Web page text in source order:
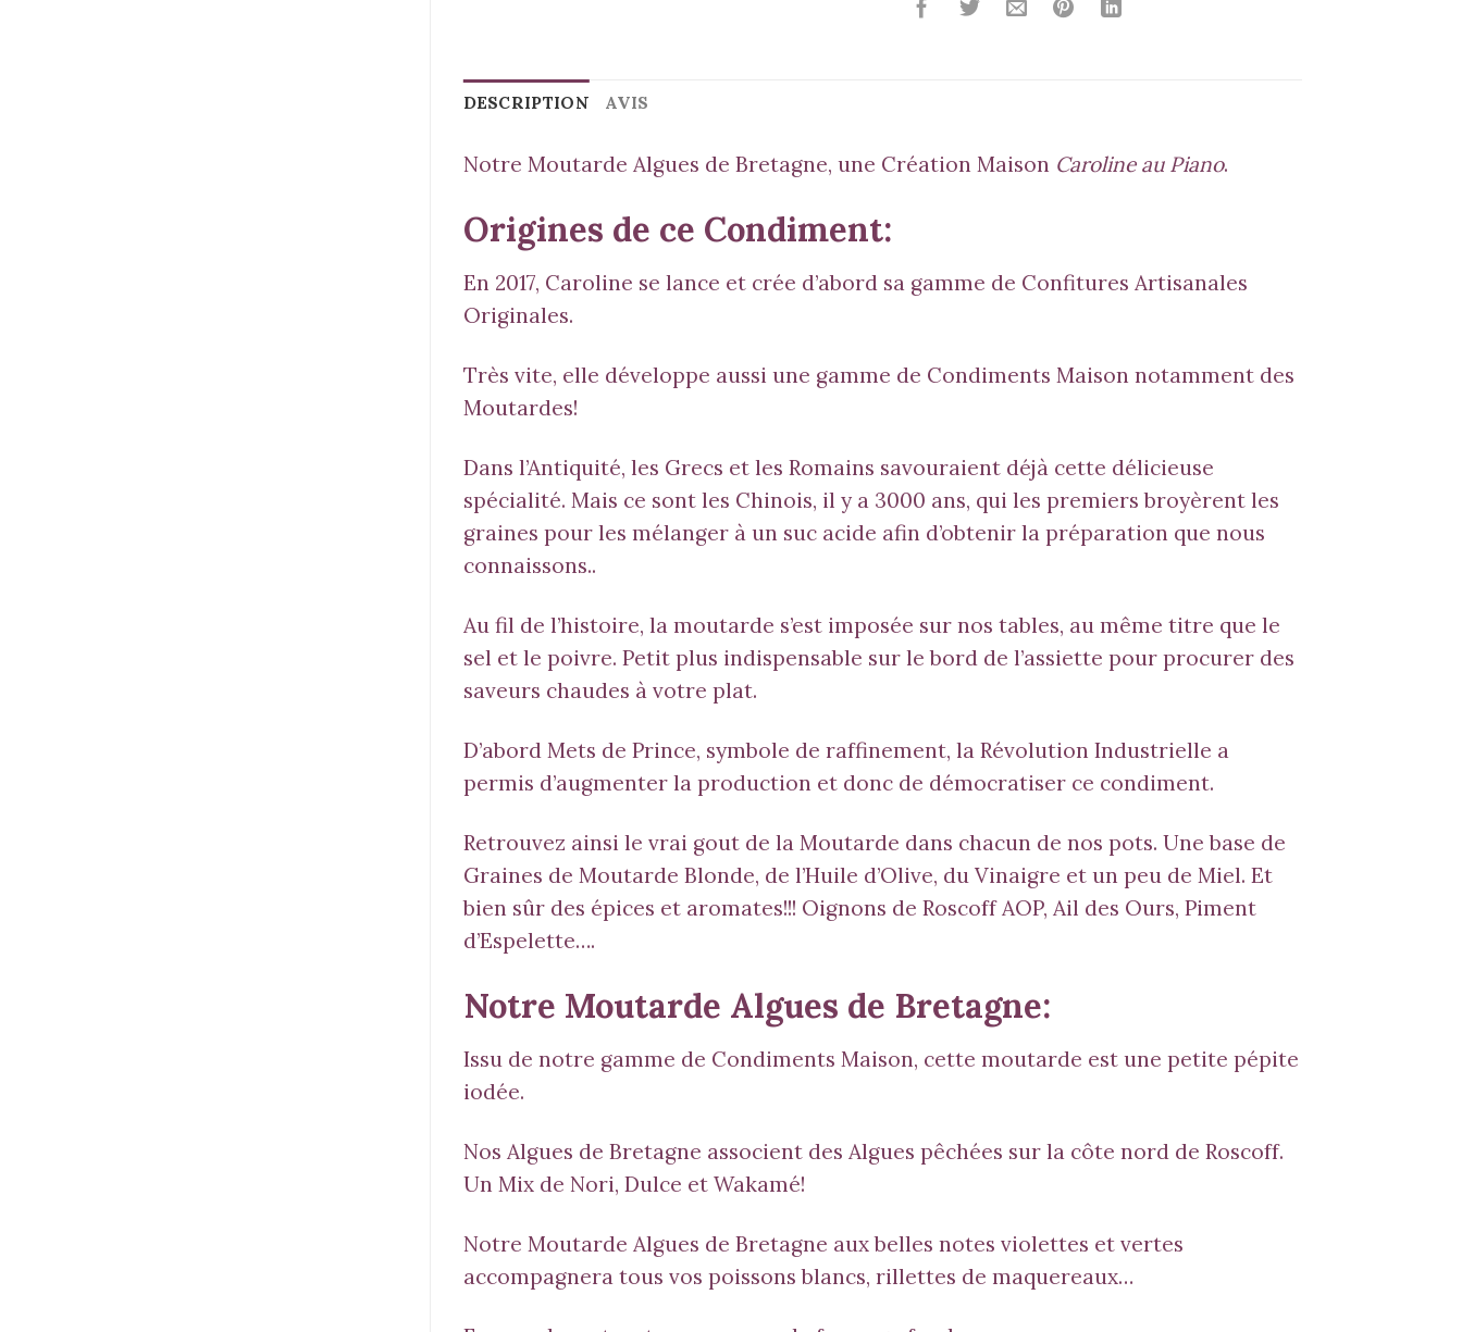
DESCRIPTION AVIS
Notre Moutarde Algues de Bretagne, une Création Maison Caroline au Piano.
Origines de ce Condiment:
En 2017, Caroline se lance et crée d’abord sa gamme de Confitures Artisanales
Originales.
Très vite, elle développe aussi une gamme de Condiments Maison notamment des
Moutardes!
Dans l’Antiquité, les Grecs et les Romains savouraient déjà cette délicieuse
spécialité. Mais ce sont les Chinois, il y a 3000 ans, qui les premiers broyèrent les
graines pour les mélanger à un suc acide afin d’obtenir la préparation que nous
connaissons..
Au fil de l’histoire, la moutarde s’est imposée sur nos tables, au même titre que le
sel et le poivre. Petit plus indispensable sur le bord de l’assiette pour procurer des
saveurs chaudes à votre plat.
D’abord Mets de Prince, symbole de raffinement, la Révolution Industrielle a
permis d’augmenter la production et donc de démocratiser ce condiment.
Retrouvez ainsi le vrai gout de la Moutarde dans chacun de nos pots. Une base de
Graines de Moutarde Blonde, de l’Huile d’Olive, du Vinaigre et un peu de Miel. Et
bien sûr des épices et aromates!!! Oignons de Roscoff AOP, Ail des Ours, Piment
d’Espelette….
Notre Moutarde Algues de Bretagne:
Issu de notre gamme de Condiments Maison, cette moutarde est une petite pépite
iodée.
Nos Algues de Bretagne associent des Algues pêchées sur la côte nord de Roscoff.
Un Mix de Nori, Dulce et Wakamé!
Notre Moutarde Algues de Bretagne aux belles notes violettes et vertes
accompagnera tous vos poissons blancs, rillettes de maquereaux…